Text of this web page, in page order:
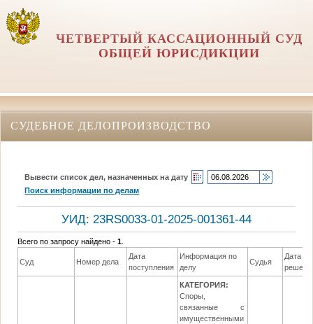
ЧЕТВЕРТЫЙ КАССАЦИОННЫЙ СУД
ОБЩЕЙ ЮРИСДИКЦИИ
СУДЕБНОЕ ДЕЛОПРОИЗВОДСТВО
Вывести список дел, назначенных на дату
Поиск информации по делам
УИД: 23RS0033-01-2025-001361-44
Всего по запросу найдено -1
Суд Номер дела
Дата
поступления
Информация по
делу
Судья
Дата
КАТЕГОРИЯ:
Споры,
связанные с
имущественными